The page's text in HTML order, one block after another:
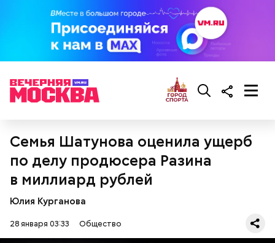
Семья Шатунова оценила ущерб
по делу продюсера Разина
в миллиард рублей
Юлия Курганова
28 января 03:33 Общество
Ингредиенты:
сорвали недозревшей. Она может быть мягкой, но
будет безвкусной.